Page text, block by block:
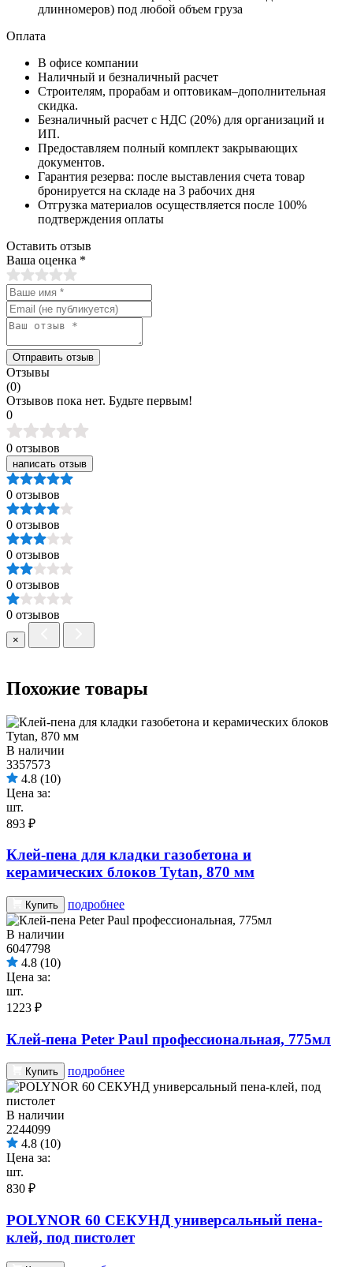
длинномеров) под любой объем груза
Оплата
В офисе компании
Наличный и безналичный расчет
Строителям, прорабам и оптовикам–дополнительная
скидка.
Безналичный расчет с НДС (20%) для организаций и
ИП.
Предоставляем полный комплект закрывающих
документов.
Гарантия резерва: после выставления счета товар
бронируется на складе на 3 рабочих дня
Отгрузка материалов осуществляется после 100%
подтверждения оплаты
Оставить отзыв
Ваша оценка *
Отправить отзыв
Отзывы
(0)
Отзывов пока нет. Будьте первым!
0
0 отзывов
написать отзыв
0 отзывов
0 отзывов
0 отзывов
0 отзывов
0 отзывов
×
Похожие товары
В наличии
3357573
4.8 (10)
Цена за:
шт.
893 ₽
Клей-пена для кладки газобетона и
керамических блоков Tytan, 870 мм
Купить подробнее
В наличии
6047798
4.8 (10)
Цена за:
шт.
1223 ₽
Клей-пена Peter Paul профессиональная, 775мл
Купить подробнее
В наличии
2244099
4.8 (10)
Цена за:
шт.
830 ₽
POLYNOR 60 СЕКУНД универсальный пена-
клей, под пистолет